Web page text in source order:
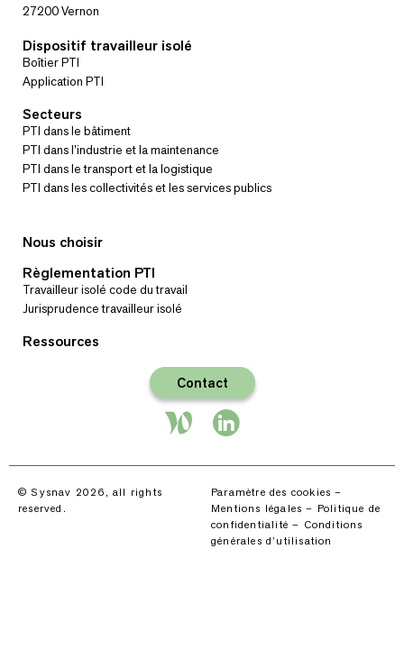
27200 Vernon
Dispositif travailleur isolé
Boîtier PTI
Application PTI
Secteurs
PTI dans le bâtiment
PTI dans l’industrie et la maintenance
PTI dans le transport et la logistique
PTI dans les collectivités et les services publics
Nous choisir
Règlementation PTI
Travailleur isolé code du travail
Jurisprudence travailleur isolé
Ressources
Contact
© Sysnav 2026, all rights
reserved.
Paramètre des cookies –
Mentions légales – Politique de
confidentialité – Conditions
générales d’utilisation